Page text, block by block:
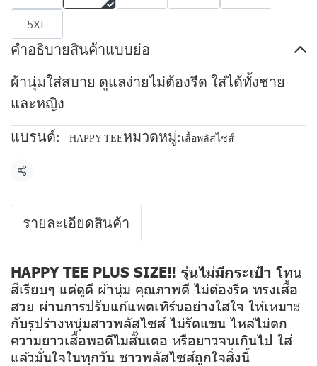
5XL
คำอธิบายสินค้าแบบย่อ
ผ้านุ่มใส่สบาย ดูแลง่ายไม่ต้องรีด ใส่ได้ทั้งชาย
และหญิง
แบรนด์: HAPPY TEEหมวดหมู่: เสื้อพลัสไซส์
แชร์
รายละเอียดสินค้า
HAPPY TEE PLUS SIZE!! รุ่นไม่มีกระเป๋า โทน
สีเรียบๆ แต่ดูดี ผ้านุ่ม คุณภาพดี ไม่ต้องรีด ทรงเสื้อ
สวย ผ่านการปรับแก้แพตเทิร์นอย่างใส่ใจ ให้เหมาะ
กับรูปร่างหนุ่มสาวพลัสไซส์ ไม่รัดแขน ไหล่ไม่ตก
ความยาวเสื้อพอดีไม่สั้นเต่อ หรือยาวจนเกินไป ใส่
แล้วมั่นใจในทุกวัน ชาวพลัสไซส์ถูกใจสิ่งนี้